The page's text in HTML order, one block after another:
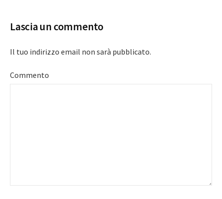
Lascia un commento
Il tuo indirizzo email non sarà pubblicato.
Commento